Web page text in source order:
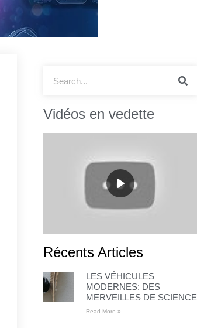
Vidéos en vedette
Récents Articles
LES VÉHICULES
MODERNES: DES
MERVEILLES DE SCIENCE
Read More »